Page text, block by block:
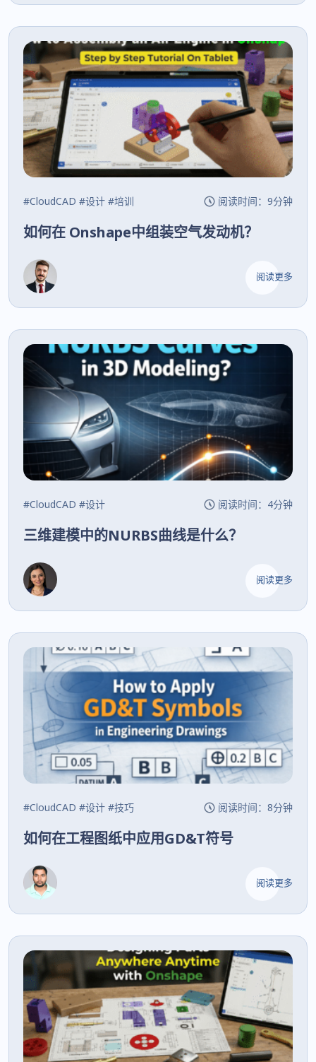
#CloudCAD #设计 #培训 阅读时间：9分钟
如何在 Onshape中组装空气发动机？
阅读更多
#CloudCAD #设计 阅读时间：4分钟
三维建模中的NURBS曲线是什么？
阅读更多
#CloudCAD #设计 #技巧 阅读时间：8分钟
如何在工程图纸中应用GD&T符号
阅读更多